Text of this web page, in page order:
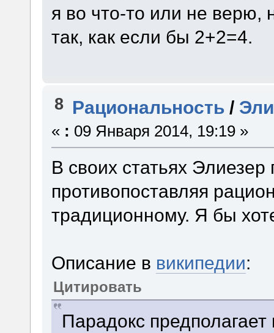
я во что-то или не верю,
так, как если бы 2+2=4.
8 Рациональность /
« : 09 Января 2014, 19:19 »
В своих статьях
противопоставляя
традиционному. Я бы
Описание в википедии:
Цитировать
Парадокс